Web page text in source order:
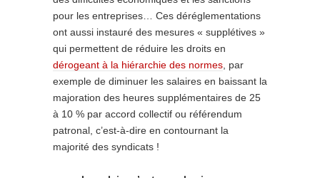
pour les entreprises… Ces déréglementations
ont aussi instauré des mesures « supplétives »
qui permettent de réduire les droits en
dérogeant à la hiérarchie des normes , par
exemple de diminuer les salaires en baissant la
majoration des heures supplémentaires de 25
à 10 % par accord collectif ou référendum
patronal, c’est-à-dire en contournant la
majorité des syndicats !